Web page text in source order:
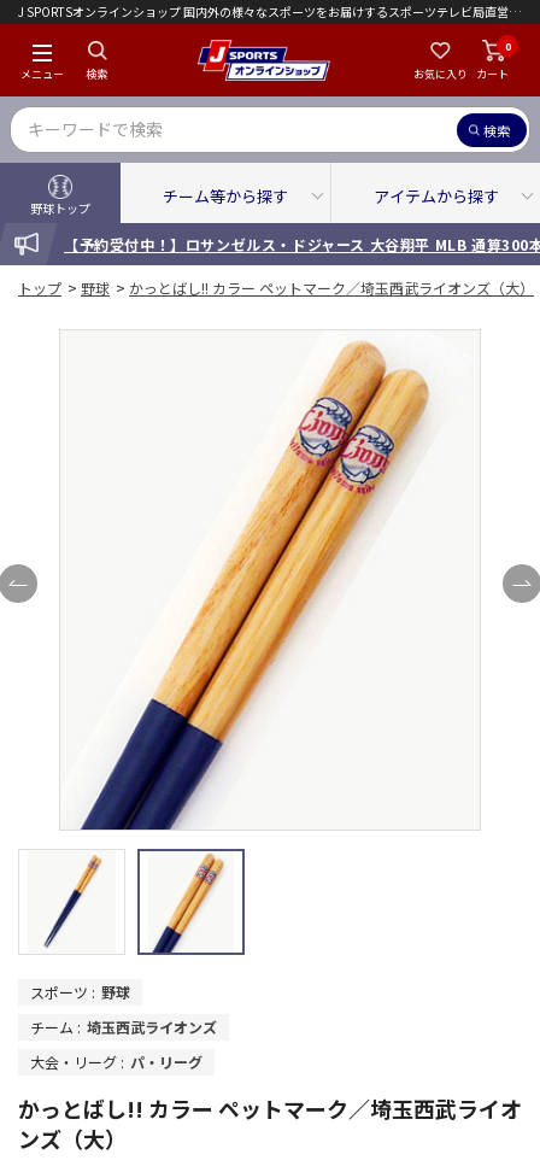
J SPORTSオンラインショップ 国内外の様々なスポーツをお届けするスポーツテレビ局直営店｜会員限定初回ご注文送料無料キャンペーン実施中！
メニュー 検索 お気に入り カート
0
検索
野球トップ
チーム等から探す
アイテムから探す
INFORMATION【予約受付中！】ロサンゼルス・ドジャース 大谷翔平 MLB 通算300
トップ > 野球 > かっとばし!! カラー ペットマーク／埼玉西武ライオンズ（大）
スポーツ : 野球
チーム : 埼玉西武ライオンズ
大会・リーグ : パ・リーグ
かっとばし!! カラー ペットマーク／埼玉西武ライオ
ンズ（大）